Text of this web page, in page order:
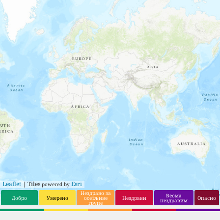
16
162 Hillsboro
17
161
Gresham
18 159
Marysville
19
Lents
20
Yakima
21 157
Silverdale
McMinnville
23 156
Moses Lake
24 156
Woodburn
25
156
Five Corners
26
Sunnyside
27 155
28 155 The Dalles
29 154 Walla Walla
16
Sun Prairie
17
7
Bellevue
18
8
Leesburg
19
8
Nederland
20
8
Brushy Creek
21
8
Forest Hills
22
8
Melville
8
Manitowoc
24
North Bethesda
8
Orange
8
28
8
Victoria
29
9
Framingham
Leaflet | Tiles powered by Esri
Добро Умерено
Нездраво за
осетљиве
групе
Нездрави Веома
нездравим Опасно